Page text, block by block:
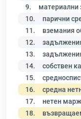
9. материални
10. парични
11. вземания
12.
13.
14. собствен
15.
16. средна
17. нетен марж
18.